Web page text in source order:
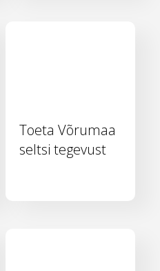
Toeta Võrumaa
seltsi tegevust